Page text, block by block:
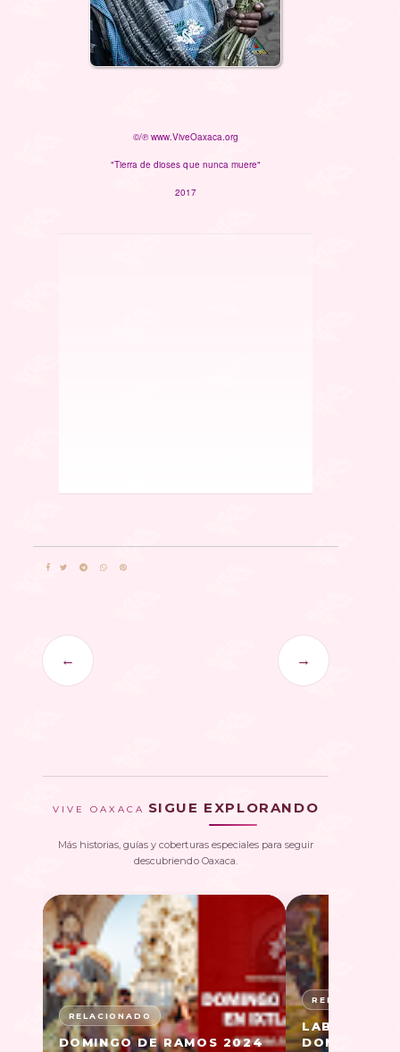
©/℗ www.ViveOaxaca.org
"Tierra de dioses que nunca muere"
2017
← →
VIVE OAXACA SIGUE EXPLORANDO
Más historias, guías y coberturas especiales para seguir
descubriendo Oaxaca.
DOMINGO DE RAMOS 2024
LABRADA
DOMINGO